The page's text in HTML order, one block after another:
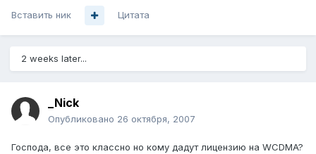
Вставить ник Цитата
2 weeks later...
_Nick
Опубликовано 26 октября, 2007
Господа, все это классно но кому дадут лицензию на WCDMA?